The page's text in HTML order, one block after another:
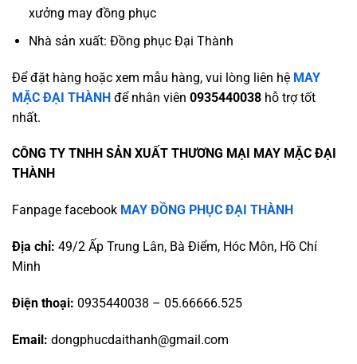
xưởng may đồng phục
Nhà sản xuất: Đồng phục Đại Thành
Để đặt hàng hoặc xem mẫu hàng, vui lòng liên hệ MAY
MẶC ĐẠI THÀNH để nhân viên 0935440038 hỗ trợ tốt
nhất.
CÔNG TY TNHH SẢN XUẤT THƯƠNG MẠI MAY MẶC ĐẠI
THÀNH
Fanpage facebook MAY ĐỒNG PHỤC ĐẠI THÀNH
Địa chỉ: 49/2 Ấp Trung Lân, Bà Điểm, Hóc Môn, Hồ Chí
Minh
Điện thoại: 0935440038 – 05.66666.525
Email: dongphucdaithanh@gmail.com